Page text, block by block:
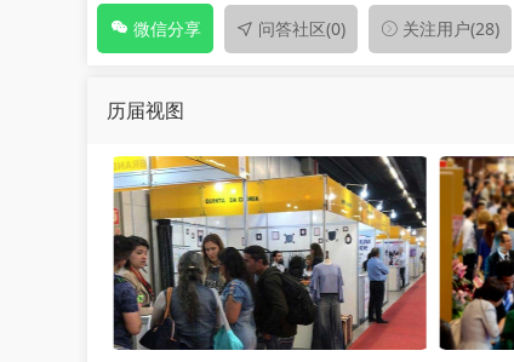
微信分享 问答社区(0) 关注用户(28)
历届视图